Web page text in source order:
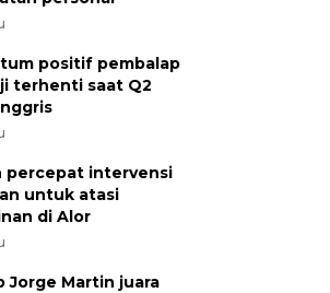
positif pembalap
terhenti saat Q2
percepat intervensi
untuk atasi
di Alor
Jorge Martin juara